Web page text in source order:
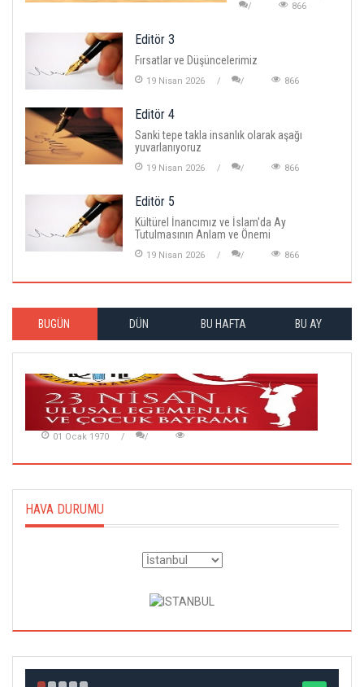
866
Editör 3
Fırsatlar ve Düşüncelerimiz
19 Nisan 2026 866
Editör 4
Sanki tepe takla insanlık olarak aşağı
yuvarlanıyoruz
19 Nisan 2026 866
Editör 5
Kültürel İnancımız ve İslam'da Ay
Tutulmasının Anlam ve Önemi
19 Nisan 2026 866
BUGÜN DÜN BU HAFTA BU AY
01 Ocak 1970
HAVA DURUMU